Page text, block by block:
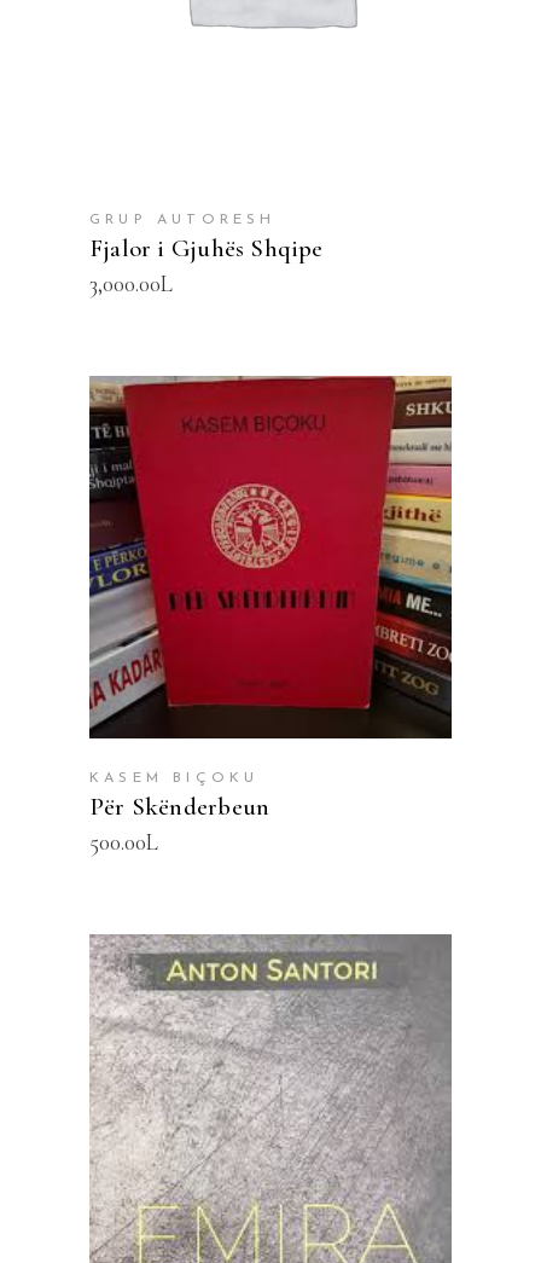
GRUP AUTORESH
Fjalor i Gjuhës Shqipe
3,000.00L
SHTOJE NË SHPORTË
KASEM BIÇOKU
Për Skënderbeun
500.00L
SHTOJE NË SHPORTË